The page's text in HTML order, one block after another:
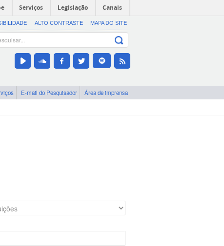
Serviços Legislação Canais
ALTO CONTRASTE MAPA DO SITE
E-mail do Pesquisador Área de imprensa